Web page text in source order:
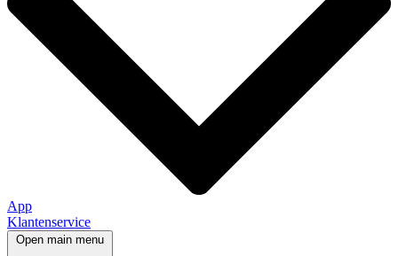
App
Klantenservice
Open main menu